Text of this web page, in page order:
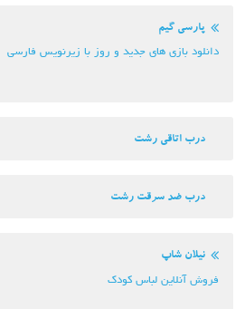
پارسی گیم
دانلود بازی های جدید و روز با زیرنویس فارسی
درب اتاقی رشت
درب ضد سرقت رشت
نیلان شاپ
فروش آنلاین لباس کودک